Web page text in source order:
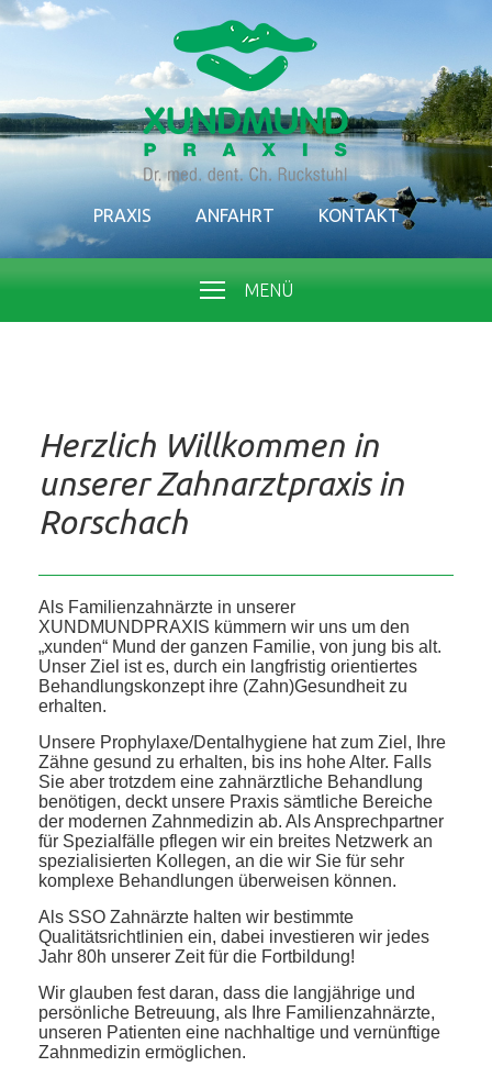
PRAXIS ANFAHRT KONTAKT
MENÜ
Herzlich Willkommen in
unserer Zahnarztpraxis in
Rorschach
Als Familienzahnärzte in unserer
XUNDMUNDPRAXIS kümmern wir uns um den
„xunden“ Mund der ganzen Familie, von jung bis alt.
Unser Ziel ist es, durch ein langfristig orientiertes
Behandlungskonzept ihre (Zahn)Gesundheit zu
erhalten.
Unsere Prophylaxe/Dentalhygiene hat zum Ziel, Ihre
Zähne gesund zu erhalten, bis ins hohe Alter. Falls
Sie aber trotzdem eine zahnärztliche Behandlung
benötigen, deckt unsere Praxis sämtliche Bereiche
der modernen Zahnmedizin ab. Als Ansprechpartner
für Spezialfälle pflegen wir ein breites Netzwerk an
spezialisierten Kollegen, an die wir Sie für sehr
komplexe Behandlungen überweisen können.
Als SSO Zahnärzte halten wir bestimmte
Qualitätsrichtlinien ein, dabei investieren wir jedes
Jahr 80h unserer Zeit für die Fortbildung!
Wir glauben fest daran, dass die langjährige und
persönliche Betreuung, als Ihre Familienzahnärzte,
unseren Patienten eine nachhaltige und vernünftige
Zahnmedizin ermöglichen.